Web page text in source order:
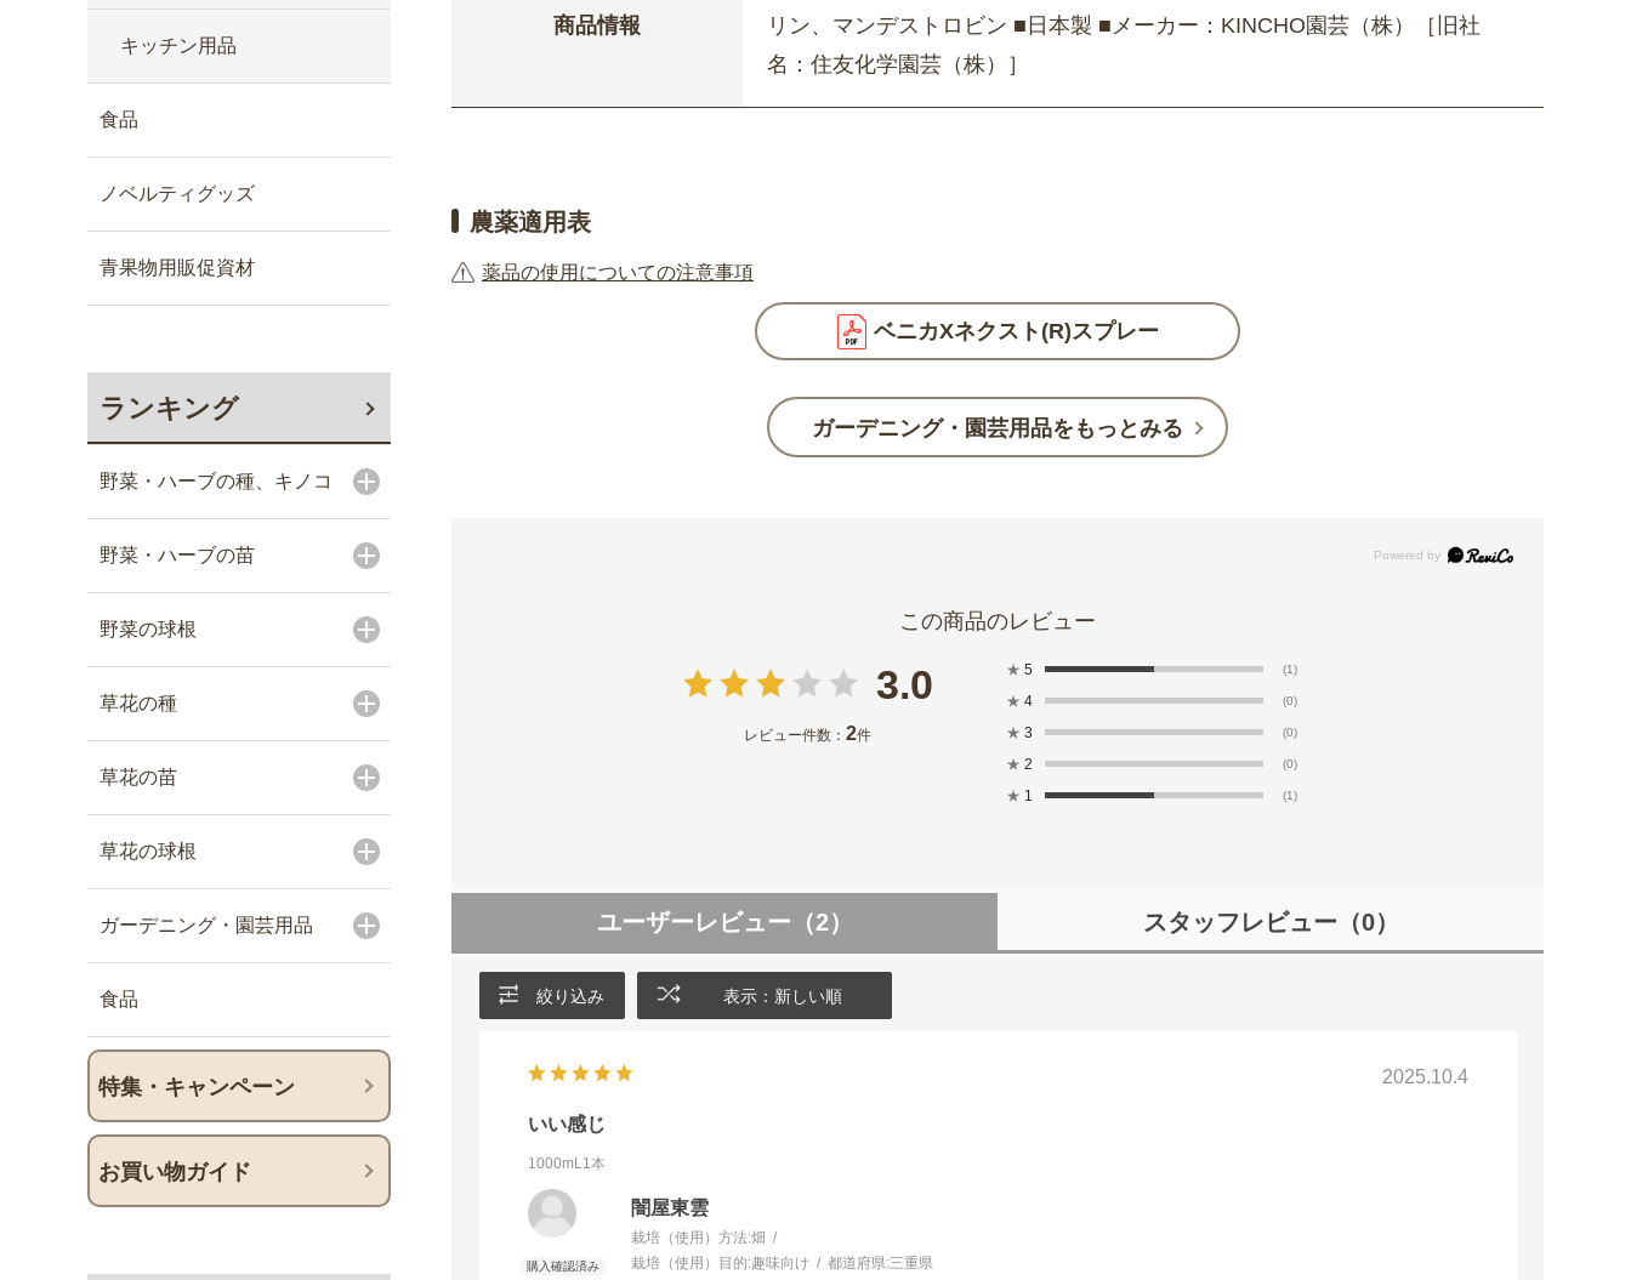
キッチン用品
食品
ノベルティグッズ
青果物用販促資材
ランキング
野菜・ハーブの種、キノコ
野菜・ハーブの苗
野菜の球根
草花の種
草花の苗
草花の球根
ガーデニング・園芸用品
食品
特集・キャンペーン
お買い物ガイド
商品情報
リン、マンデストロビン ■日本製 ■メーカー：KINCHO園芸（株）［旧社
名：住友化学園芸（株）］
農薬適用表
薬品の使用についての注意事項
ベニカXネクスト(R)スプレー
ガーデニング・園芸用品をもっとみる
3.0
レビュー件数： 2件
★ 5 (1)
★ 4 (0)
★ 3 (0)
★ 2 (0)
★ 1 (1)
ユーザーレビュー （2） スタッフレビュー （0）
絞り込み 表示：新しい順
2025.10.4
いい感じ
1000mL1本
闇屋東雲
栽培（使用）方法:畑
栽培（使用）目的:趣味向け 都道府県:三重県